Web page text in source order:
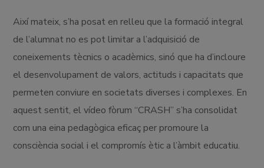
Així mateix, s’ha posat en relleu que la formació integral
de l’alumnat no es pot limitar a l’adquisició de
coneixements tècnics o acadèmics, sinó que ha d’incloure
el desenvolupament de valors, actituds i capacitats que
permeten conviure en societats diverses i complexes. En
aquest sentit, el vídeo fòrum “CRASH” s’ha consolidat
com una eina pedagògica eficaç per promoure la
consciència social i el compromís ètic a l’àmbit educatiu.